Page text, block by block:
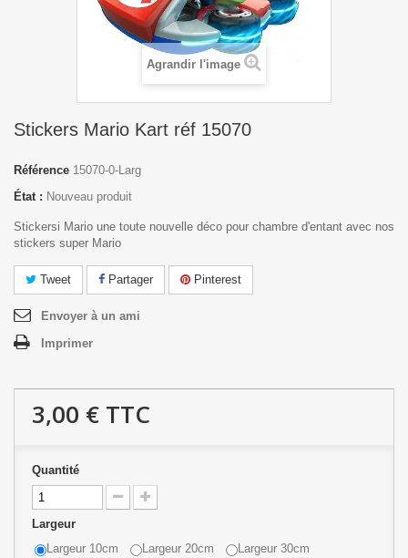
Agrandir l'image
Stickers Mario Kart réf 15070
Référence 15070-0-Larg
État : Nouveau produit
Stickersi Mario une toute nouvelle déco pour chambre d'entant avec nos
stickers super Mario
Tweet Partager Pinterest
Envoyer à un ami
Imprimer
3,00 € TTC
Quantité
Largeur
Largeur 10cm
Largeur 20cm
Largeur 30cm